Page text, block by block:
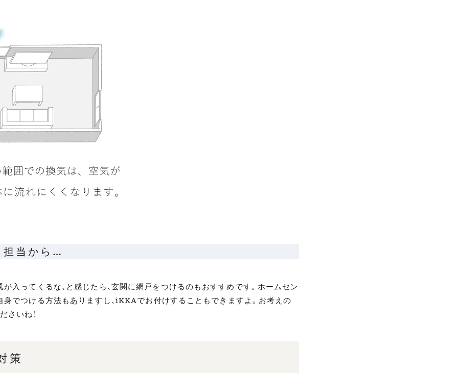
担当から…
入ってくるな、と感じたら、玄関に網戸をつけるのもおすすめです。ホームセン
身でつける方法もありますし、iKKAでお付けすることもできますよ。お考えの
さいね！
策